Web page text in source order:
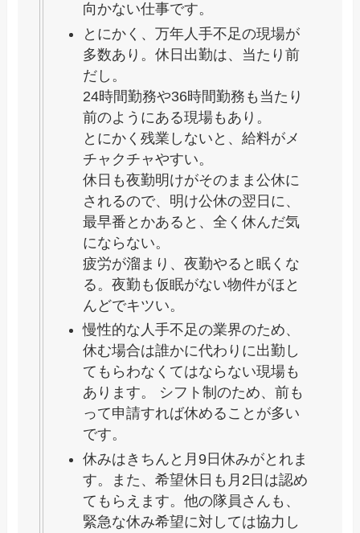
向かない仕事です。
とにかく、万年人手不足の現場が
多数あり。休日出勤は、当たり前
だし。
24時間勤務や36時間勤務も当たり
前のようにある現場もあり。
とにかく残業しないと、給料がメ
チャクチャやすい。
休日も夜勤明けがそのまま公休に
されるので、明け公休の翌日に、
最早番とかあると、全く休んだ気
にならない。
疲労が溜まり、夜勤やると眠くな
る。夜勤も仮眠がない物件がほと
んどでキツい。
慢性的な人手不足の業界のため、
休む場合は誰かに代わりに出勤し
てもらわなくてはならない現場も
あります。 シフト制のため、前も
って申請すれば休めることが多い
です。
休みはきちんと月9日休みがとれま
す。また、希望休日も月2日は認め
てもらえます。他の隊員さんも、
緊急な休み希望に対しては協力し